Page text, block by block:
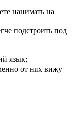
нанимать на
подстроить под
язык;
от них вижу